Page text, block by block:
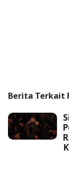
Berita Terkait